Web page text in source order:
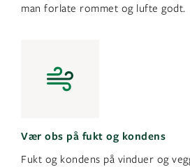
man forlate rommet og lufte godt.
Vær obs på fukt og kondens
Fukt og kondens på vinduer og